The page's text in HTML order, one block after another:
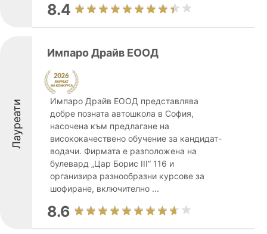
8.4
Лауреати
Импаро Драйв ЕООД
Импаро Драйв ЕООД представлява
добре позната автошкола в София,
насочена към предлагане на
висококачествено обучение за кандидат-
водачи. Фирмата е разположена на
булевард „Цар Борис III“ 116 и
организира разнообразни курсове за
шофиране, включително ...
8.6